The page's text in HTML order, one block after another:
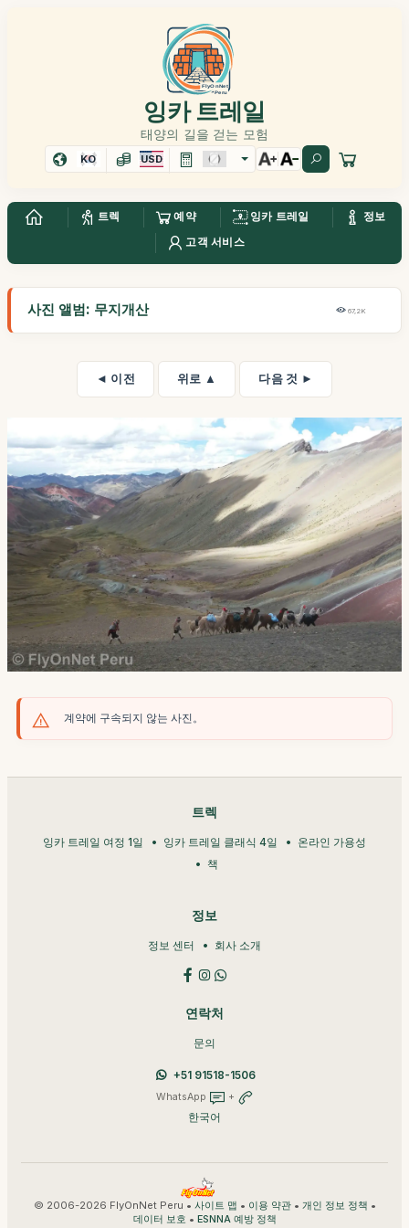
잉카 트레일
태양의 길을 걷는 모험
KO USD
트렉 예약 잉카 트레일
정보
고객 서비스
사진 앨범: 무지개산 67,2K
◄ 이전 위로 ▲ 다음 것 ►
계약에 구속되지 않는 사진。
트렉
잉카 트레일 여정 1일 잉카 트레일 클래식 4일
온라인 가용성
책
정보
정보 센터 회사 소개
연락처
문의
+51 91518-1506
WhatsApp +
한국어
© 2006-2026 FlyOnNet Peru • 사이트 맵 • 이용 약관• 개인 정보 정책 •
데이터 보호 • ESNNA 예방 정책